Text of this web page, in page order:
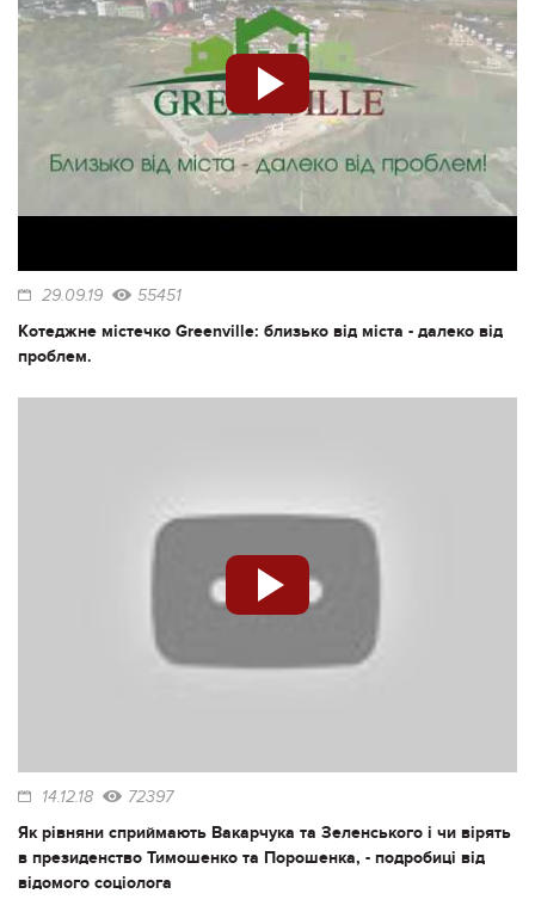
29.09.19 55451
Котеджне містечко Greenville: близько від міста - далеко від
проблем.
14.12.18 72397
Як рівняни сприймають Вакарчука та Зеленського і чи вірять
в президенство Тимошенко та Порошенка, - подробиці від
відомого соціолога